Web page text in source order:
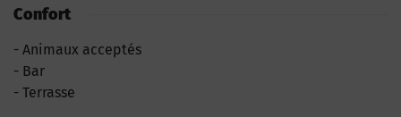
Confort
Animaux acceptés
Bar
Terrasse